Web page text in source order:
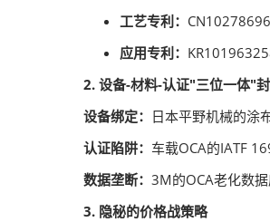
工艺专利：
应用专利：
2. 设备-材料-认证"三位一体"
设备绑定： 日本平野机械的涂
认证陷阱： 车载OCA的IATF
数据垄断： 3M的OCA老化数
3. 隐秘的价格战策略